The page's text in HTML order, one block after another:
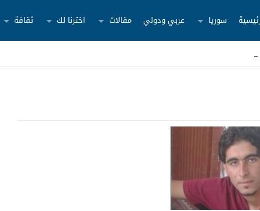
سوريا عربي ودولي مقالات اخترنا لك ثقافة